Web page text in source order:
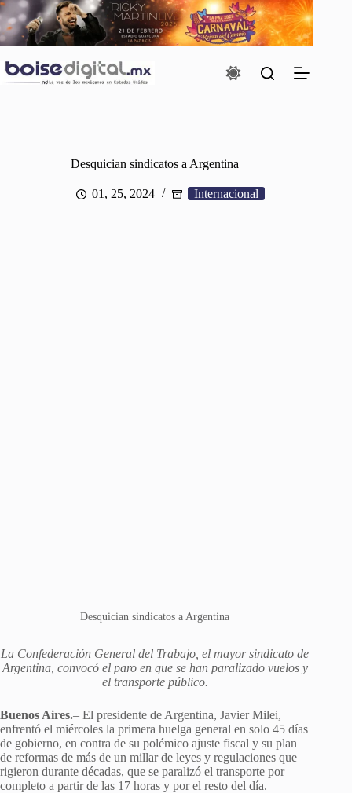
Saltar
al
contenido
Desquician sindicatos a Argentina
01, 25, 2024 Internacional
Desquician sindicatos a Argentina
La Confederación General del Trabajo, el mayor sindicato de
Argentina, convocó el paro en que se han paralizado vuelos y
el transporte público.
Buenos Aires.– El presidente de Argentina, Javier Milei,
enfrentó el miércoles la primera huelga general en solo 45 días
de gobierno, en contra de su polémico ajuste fiscal y su plan
de reformas de más de un millar de leyes y regulaciones que
rigieron durante décadas, que se paralizó el transporte por
completo a partir de las 17 horas y por el resto del día.